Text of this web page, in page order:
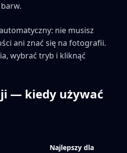
nie musisz
ani znać się na fotografii.
wybrać tryb i kliknąć
— kiedy używać
Najlepszy dla